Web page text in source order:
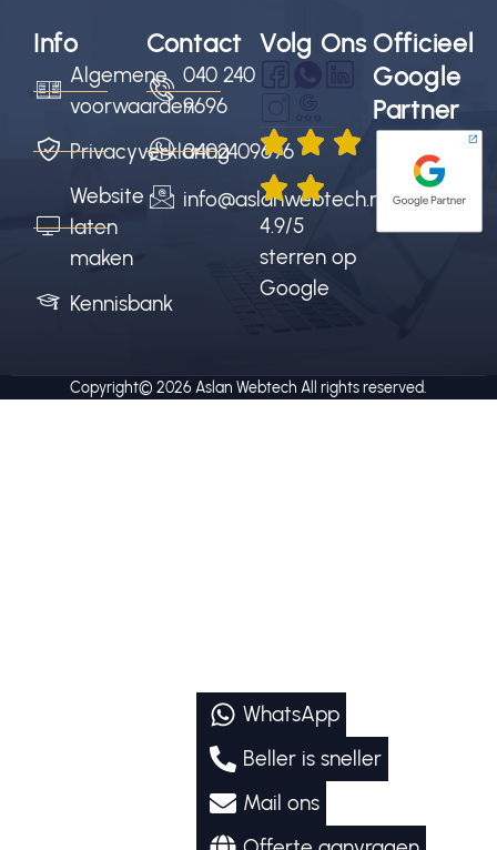
Info
Algemene
voorwaarden
Privacyverklaring
Website
laten
maken
Kennisbank
Contact
040 240
9696
0402409696
info@aslanwebtech.nl
Volg Ons
4.9/5
sterren op
Google
Officieel
Google
Partner
Copyright© 2026 Aslan Webtech All rights reserved.
WhatsApp
Beller is sneller
Mail ons